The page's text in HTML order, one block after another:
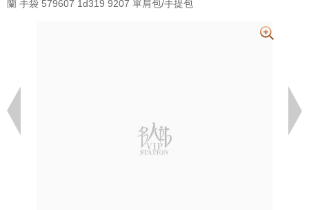
蘭 手袋 579607 1d319 9207 單肩包/手提包